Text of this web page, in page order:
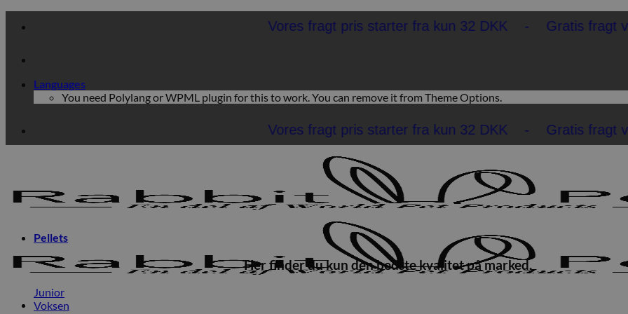
Vores fragt pris starter fra kun 32 DKK - Gratis fragt ved køb
Languages
You need Polylang or WPML plugin for this to work. You can remove it from Theme Options.
Vores fragt pris starter fra kun 32 DKK - Gratis fragt ved køb
Pellets
Her finder du kun den bedste kvalitet på marked.
Junior
Voksen